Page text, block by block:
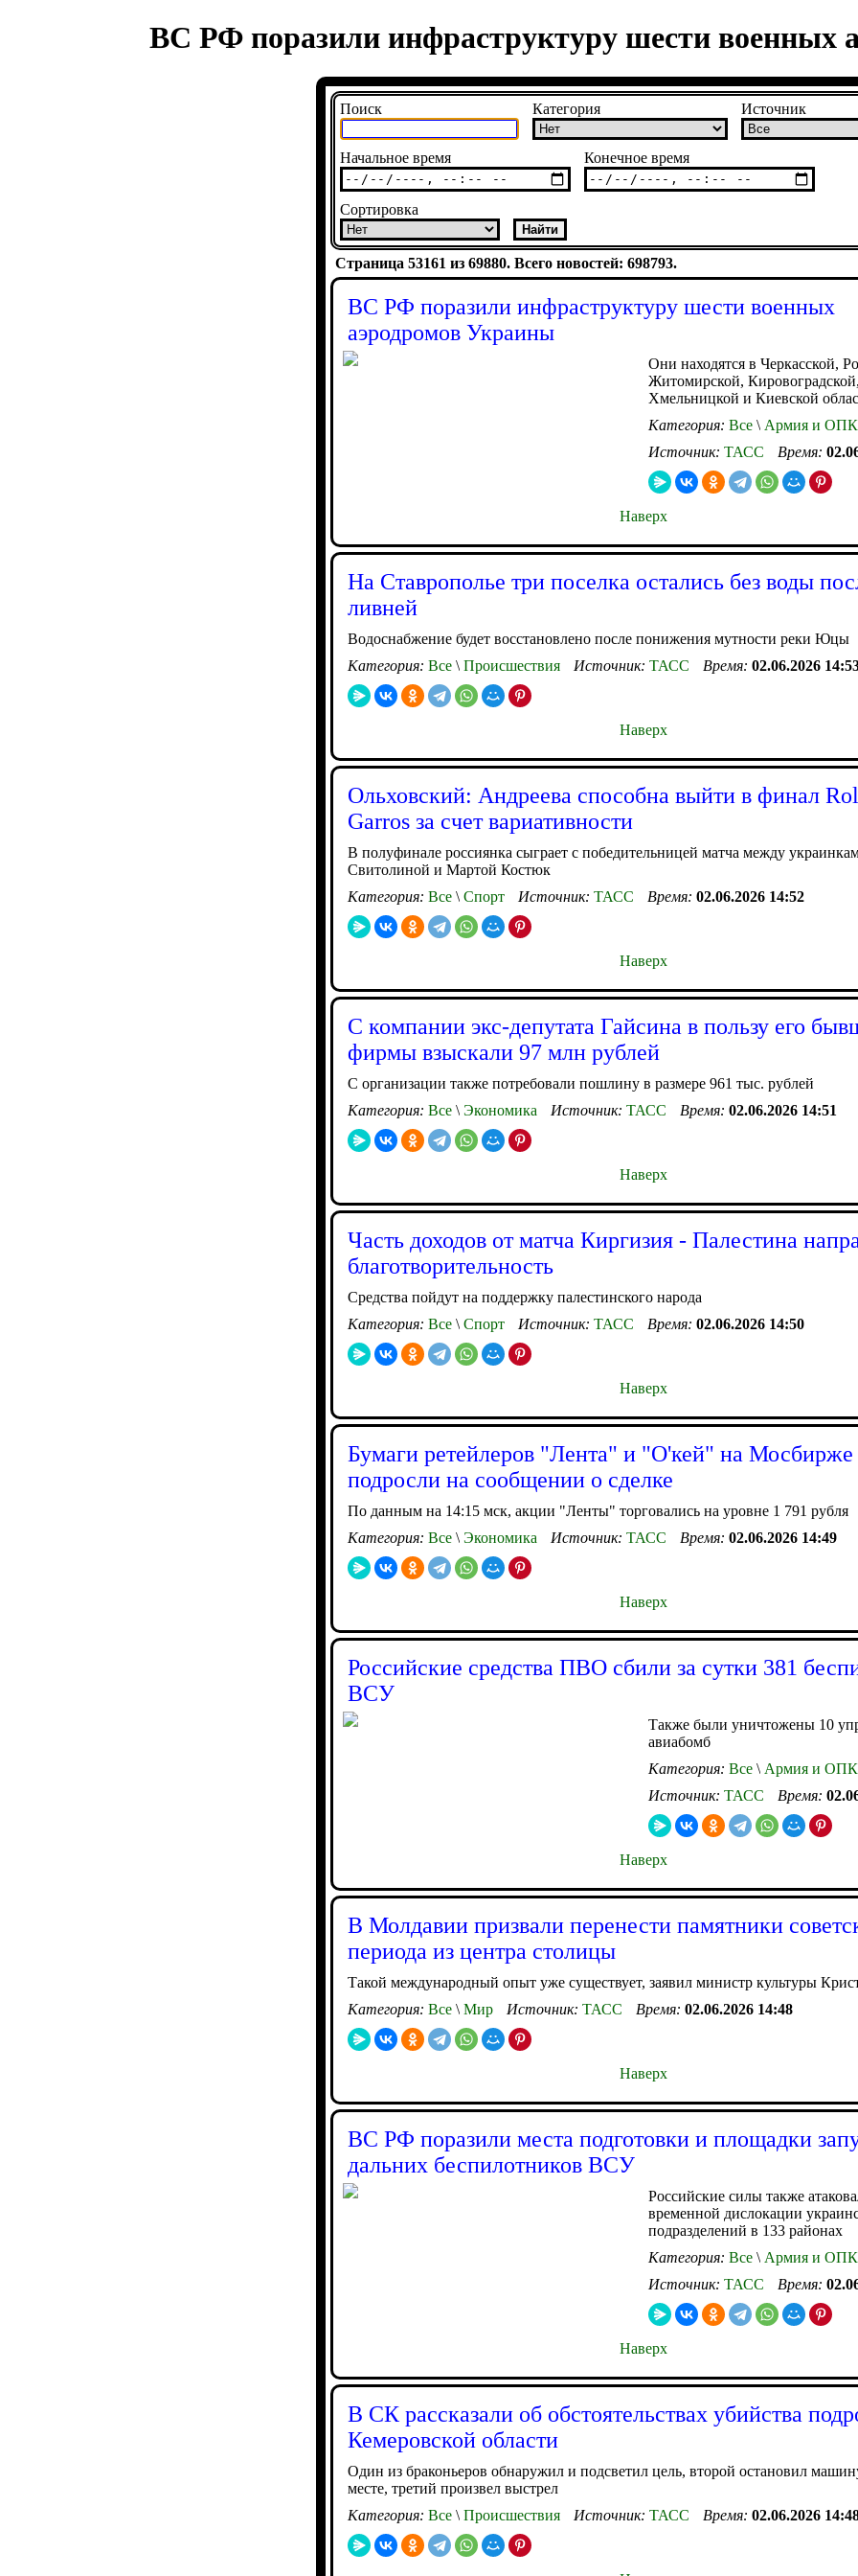
ВС РФ поразили инфраструктуру шести военных
Поиск Категория Источник
Начальное время Конечное время
Сортировка
Страница 53161 из 69880. Всего новостей: 698793.
ВС РФ поразили инфраструктуру шести военных
аэродромов Украины
Они находятся в Черкасской,
Житомирской, Кировоградской,
Хмельницкой и Киевской
Категория: Все \ Армия и ОПК
Источник: ТАСС Время:
Наверх
На Ставрополье три поселка остались без воды
ливней
Водоснабжение будет восстановлено после понижения мутности реки Юцы
Категория: Все \ Происшествия Источник: ТАСС Время: 02.06.2026
Наверх
Ольховский: Андреева способна выйти в финал
Garros за счет вариативности
В полуфинале россиянка сыграет с победительницей матча между
Свитолиной и Мартой Костюк
Категория: Все \ Спорт Источник: ТАСС Время: 02.06.2026 14:52
Наверх
С компании экс-депутата Гайсина в пользу его
фирмы взыскали 97 млн рублей
С организации также потребовали пошлину в размере 961 тыс. рублей
Категория: Все \ Экономика Источник: ТАСС Время: 02.06.2026 14:51
Наверх
Часть доходов от матча Киргизия - Палестина
благотворительность
Средства пойдут на поддержку палестинского народа
Категория: Все \ Спорт Источник: ТАСС Время: 02.06.2026 14:50
Наверх
Бумаги ретейлеров "Лента" и "О'кей" на Мосбирже
подросли на сообщении о сделке
По данным на 14:15 мск, акции "Ленты" торговались на уровне 1 791 рубля
Категория: Все \ Экономика Источник: ТАСС Время: 02.06.2026 14:49
Наверх
Российские средства ПВО сбили за сутки 381
ВСУ
Также были уничтожены 10
авиабомб
Категория: Все \ Армия и ОПК
Источник: ТАСС Время:
Наверх
В Молдавии призвали перенести памятники
периода из центра столицы
Такой международный опыт уже существует, заявил министр культуры
Категория: Все \ Мир Источник: ТАСС Время: 02.06.2026 14:48
Наверх
ВС РФ поразили места подготовки и площадки
дальних беспилотников ВСУ
Российские силы также
временной дислокации
подразделений в 133 районах
Категория: Все \ Армия и ОПК
Источник: ТАСС Время:
Наверх
В СК рассказали об обстоятельствах убийства
Кемеровской области
Один из браконьеров обнаружил и подсветил цель, второй остановил
месте, третий произвел выстрел
Категория: Все \ Происшествия Источник: ТАСС Время: 02.06.2026